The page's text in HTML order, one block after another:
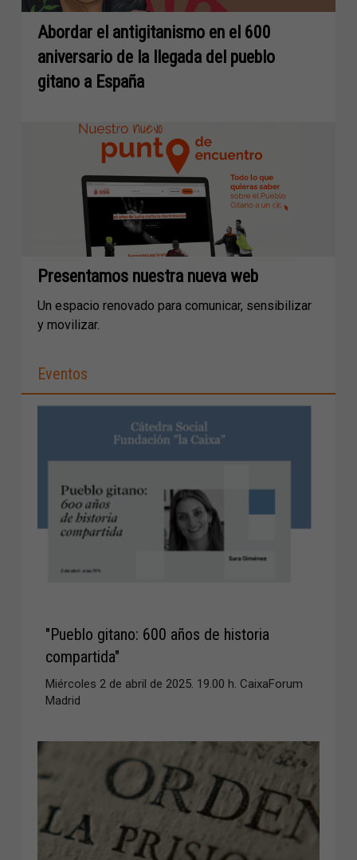
Abordar el antigitanismo en el 600
aniversario de la llegada del pueblo
gitano a España
Presentamos nuestra nueva web
Un espacio renovado para comunicar, sensibilizar
y movilizar.
Eventos
"Pueblo gitano: 600 años de historia
compartida"
Miércoles 2 de abril de 2025. 19.00 h. CaixaForum
Madrid